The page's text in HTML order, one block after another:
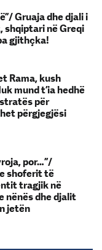
Gruaja dhe djali i
shqiptari në Greqi
gjithçka!
Rama, kush
mund t’ia hedhë
për
përgjegjësi
por…”/
shoferit të
tragjik në
nënës dhe djalit
jetën